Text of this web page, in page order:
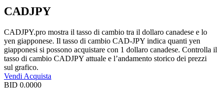
CADJPY
CADJPY.pro mostra il tasso di cambio tra il dollaro canadese e lo
yen giapponese. Il tasso di cambio CAD-JPY indica quanti yen
giapponesi si possono acquistare con 1 dollaro canadese. Controlla il
tasso di cambio CADJPY attuale e l’andamento storico dei prezzi
sul grafico.
Vendi Acquista
BID 0.0000